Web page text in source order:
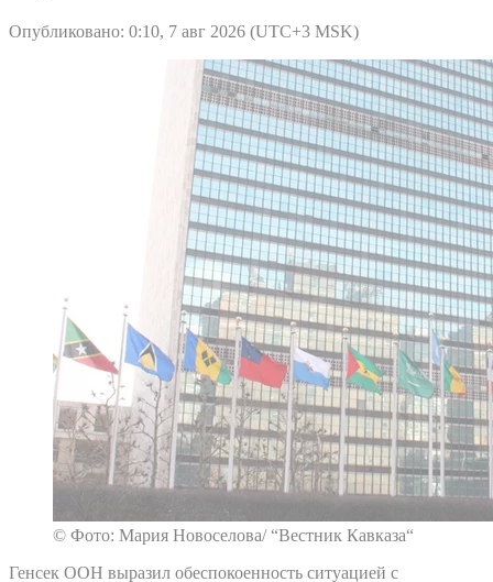
Опубликовано: 0:10, 7 авг 2026 (UTC+3 MSK)
© Фото: Мария Новоселова/ “Вестник Кавказа“
Генсек ООН выразил обеспокоенность ситуацией с